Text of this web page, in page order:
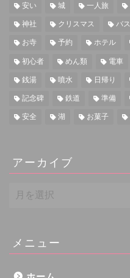
安い 城 一人旅
神社 クリスマス バス
お寺 予約 ホテル
初心者 めん類 電車
銭湯 噴水 日帰り
記念碑 鉄道 準備
安全 湖 お菓子
アーカイブ
ー
ブメニュー